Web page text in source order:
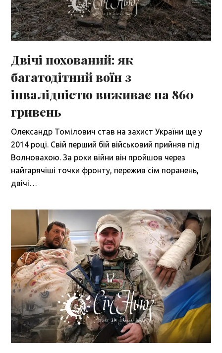
Двічі похований: як
багатодітний воїн з
інвалідністю виживає на 860
гривень
Олександр Томілович став на захист України ще у
2014 році. Свій перший бій військовий прийняв під
Волновахою. За роки війни він пройшов через
найгарячіші точки фронту, пережив сім поранень,
двічі…